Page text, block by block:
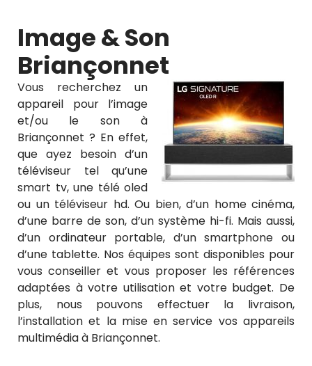
Image & Son
Briançonnet
Vous recherchez un
appareil pour l’image
et/ou le son à
Briançonnet ? En effet,
que ayez besoin d’un
téléviseur tel qu’une
smart tv, une télé oled
ou un téléviseur hd. Ou bien, d’un home cinéma,
d’une barre de son, d’un système hi-fi. Mais aussi,
d’un ordinateur portable, d’un smartphone ou
d’une tablette. Nos équipes sont disponibles pour
vous conseiller et vous proposer les références
adaptées à votre utilisation et votre budget. De
plus, nous pouvons effectuer la livraison,
l’installation et la mise en service vos appareils
multimédia à Briançonnet.